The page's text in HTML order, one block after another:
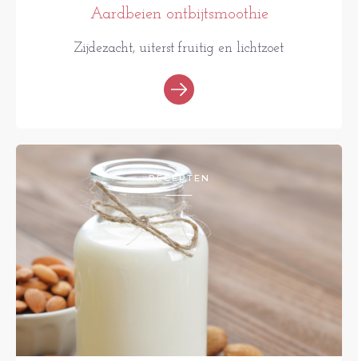
Aardbeien ontbijtsmoothie
Zijdezacht, uiterst fruitig en lichtzoet
RECEPTEN